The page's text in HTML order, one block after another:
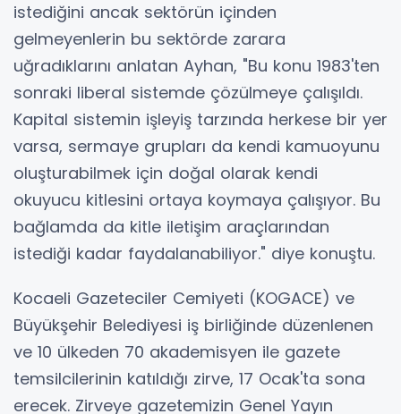
istediğini ancak sektörün içinden
gelmeyenlerin bu sektörde zarara
uğradıklarını anlatan Ayhan, "Bu konu 1983'ten
sonraki liberal sistemde çözülmeye çalışıldı.
Kapital sistemin işleyiş tarzında herkese bir yer
varsa, sermaye grupları da kendi kamuoyunu
oluşturabilmek için doğal olarak kendi
okuyucu kitlesini ortaya koymaya çalışıyor. Bu
bağlamda da kitle iletişim araçlarından
istediği kadar faydalanabiliyor." diye konuştu.
Kocaeli Gazeteciler Cemiyeti (KOGACE) ve
Büyükşehir Belediyesi iş birliğinde düzenlenen
ve 10 ülkeden 70 akademisyen ile gazete
temsilcilerinin katıldığı zirve, 17 Ocak'ta sona
erecek. Zirveye gazetemizin Genel Yayın